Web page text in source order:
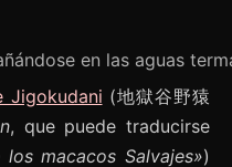
en las aguas
Jigokudani (地獄谷野猿
, que puede traducirse
macacos Salvajes»)